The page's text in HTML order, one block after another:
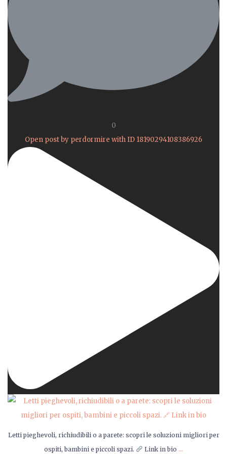
0
Open post by perdormire with ID 18190294108386926
Letti pieghevoli, richiudibili o a parete: scopri le soluzioni migliori per
ospiti, bambini e piccoli spazi.
Link in bio ...